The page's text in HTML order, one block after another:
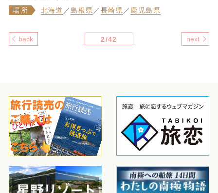
場所
北海道 ／島根県 ／ 長崎県 ／ 鹿児島県
back 2/42 next